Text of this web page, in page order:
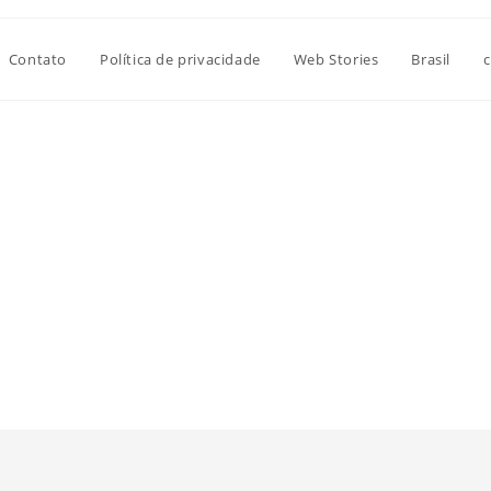
Contato Política de privacidade Web Stories Brasil